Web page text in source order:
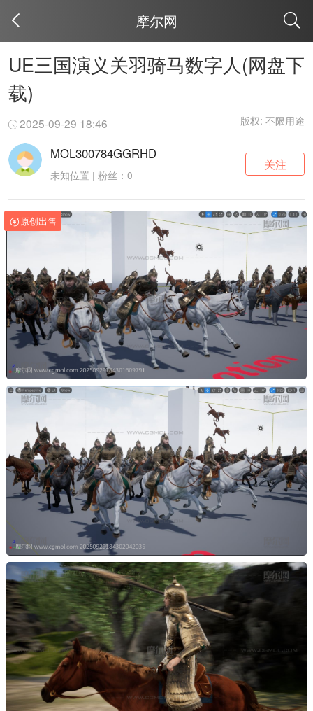
摩尔网
UE三国演义关羽骑马数字人(网盘下
载)
2025-09-29 18:46 版权: 不限用途
MOL300784GGRHD
未知位置 | 粉丝：0
关注
原创出售
取消